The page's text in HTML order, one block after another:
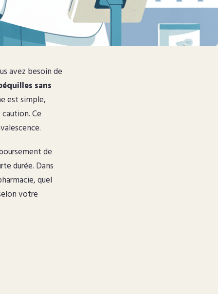
avez besoin de
sans
est simple,
Ce
de
durée. Dans
quel
votre